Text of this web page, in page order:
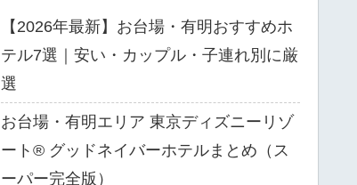
【2026年最新】お台場・有明おすすめホ
テル7選｜安い・カップル・子連れ別に厳
選
お台場・有明エリア 東京ディズニーリゾ
ート® グッドネイバーホテルまとめ（ス
ーパー完全版）